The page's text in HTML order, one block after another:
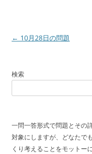
投
ビ
ョ
ン
← 10月28日の問題
検索
一問一答形式で問題とその
対象にしますが、どなたで
くり考えることをモットー